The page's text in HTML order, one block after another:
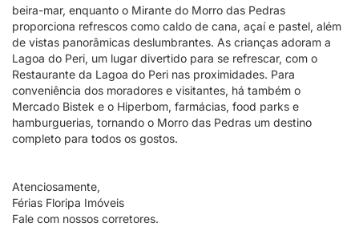
beira-mar, enquanto o Mirante do Morro das Pedras
proporciona refrescos como caldo de cana, açaí e pastel, além
de vistas panorâmicas deslumbrantes. As crianças adoram a
Lagoa do Peri, um lugar divertido para se refrescar, com o
Restaurante da Lagoa do Peri nas proximidades. Para
conveniência dos moradores e visitantes, há também o
Mercado Bistek e o Hiperbom, farmácias, food parks e
hamburguerias, tornando o Morro das Pedras um destino
completo para todos os gostos.
Atenciosamente,
Férias Floripa Imóveis
Fale com nossos corretores.